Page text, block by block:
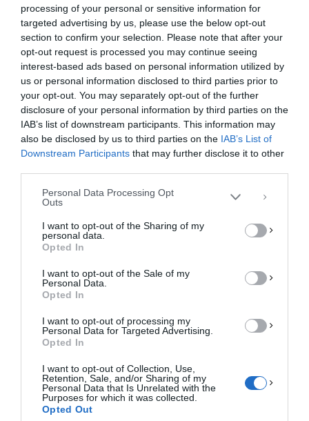
processing of your personal or sensitive information for
targeted advertising by us, please use the below opt-out
section to confirm your selection. Please note that after your
opt-out request is processed you may continue seeing
interest-based ads based on personal information utilized by
us or personal information disclosed to third parties prior to
your opt-out. You may separately opt-out of the further
disclosure of your personal information by third parties on the
IAB’s list of downstream participants. This information may
also be disclosed by us to third parties on the IAB’s List of
Downstream Participants that may further disclose it to other
Personal Data Processing Opt
Outs
I want to opt-out of the Sharing of my
personal data.
Opted In
I want to opt-out of the Sale of my
Personal Data.
Opted In
I want to opt-out of processing my
Personal Data for Targeted Advertising.
Opted In
I want to opt-out of Collection, Use,
Retention, Sale, and/or Sharing of my
Personal Data that Is Unrelated with the
Purposes for which it was collected.
Opted Out
Διαχείριση Συγκατάθεσης
Για να παρέχουμε την καλύτερη εμπειρία, χρησιμοποιούμε τεχνολογίες όπως
cookies για την αποθήκευση ή/και την πρόσβαση σε πληροφορίες συσκευών.
Η συγκατάθεση για τις εν λόγω τεχνολογίες θα μας επιτρέψει να
επεξεργαστούμε δεδομένα προσωπικού χαρακτήρα, όπως συμπεριφορά
περιήγησης ή μοναδικά αναγνωριστικά σε αυτόν τον ιστότοπο. Η μη
συγκατάθεση ή η ανάκληση της συγκατάθεσης, μπορεί να επηρεάσει
αρνητικά ορισμένες λειτουργίες και δυνατότητες.
ΠΡΟΒΟΛΉ ΠΡΟΤΙΜΉΣΕΩΝ
Πολιτική Cookies